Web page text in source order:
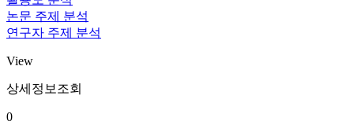
논문 주제 분석
연구자 주제 분석
View
상세정보조회
0